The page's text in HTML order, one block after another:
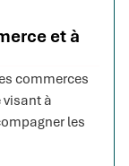
et à
commerces
visant à
les